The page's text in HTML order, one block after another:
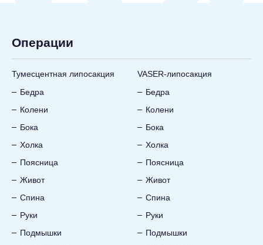
Операции
Тумесцентная липосакция
Бедра
Колени
Бока
Холка
Поясница
Живот
Спина
Руки
Подмышки
VASER-липосакция
Бедра
Колени
Бока
Холка
Поясница
Живот
Спина
Руки
Подмышки